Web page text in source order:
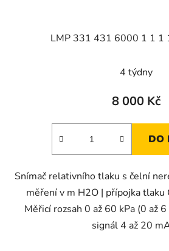
LMP 331 431 6000 1 1 1
4 týdny
8 000 Kč
DO
Snímač relativního tlaku s čelní
měření v m H2O | přípojka
Měřicí rozsah 0 až 60 kPa (0 až
signál 4 až 20